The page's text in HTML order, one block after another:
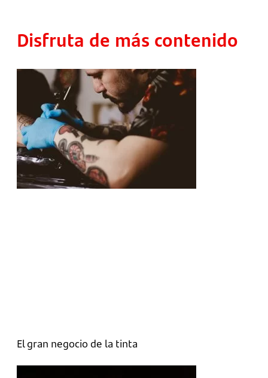
Disfruta de más contenido
El gran negocio de la tinta